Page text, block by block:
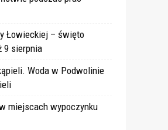
Łowieckiej – święto
9 sierpnia
Woda w Podwolinie
miejscach wypoczynku